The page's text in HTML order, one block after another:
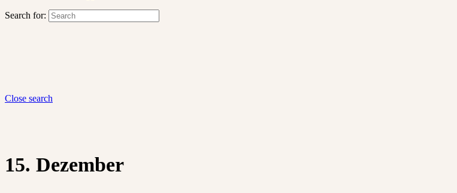
Search for:
Close search
15. Dezember